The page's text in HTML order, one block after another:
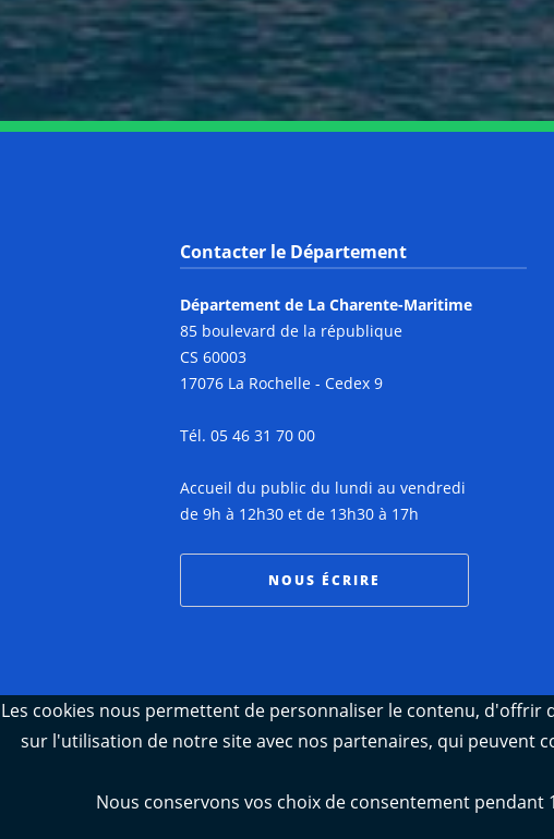
Contacter le Département
Département de La Charente-Maritime
85 boulevard de la république
CS 60003
17076 La Rochelle - Cedex 9
Tél. 05 46 31 70 00
Accueil du public du lundi au vendredi
de 9h à 12h30 et de 13h30 à 17h
NOUS ÉCRIRE
Les cookies nous permettent de personnaliser le contenu,
sur l'utilisation de notre site avec nos partenaires, qui peuvent
Nous conservons vos choix de consentement